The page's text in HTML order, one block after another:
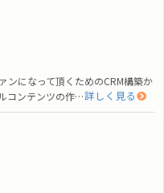
になって頂くためのCRM構築か
コンテンツの作…詳しく見る